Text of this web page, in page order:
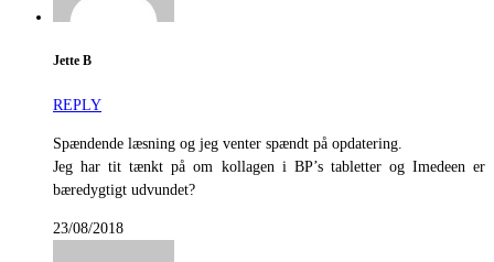
Jette B
REPLY
Spændende læsning og jeg venter spændt på opdatering.
Jeg har tit tænkt på om kollagen i BP’s tabletter og Imedeen er
bæredygtigt udvundet?
23/08/2018